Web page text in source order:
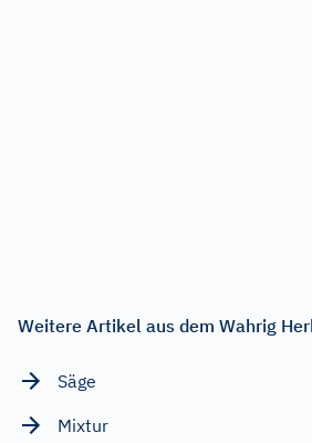
Weitere Artikel aus dem Wahrig
Säge
Mixtur